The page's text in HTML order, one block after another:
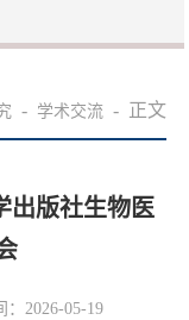
- 学术交流 - 正文
出版社生物医
：2026-05-19